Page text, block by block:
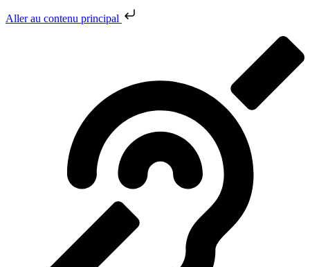
Aller au contenu principal